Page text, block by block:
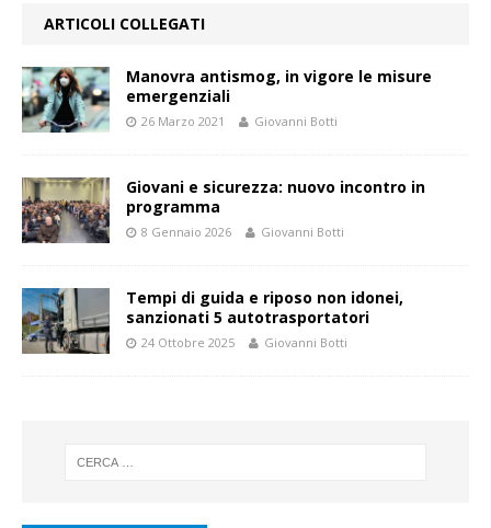
ARTICOLI COLLEGATI
Manovra antismog, in vigore le misure
emergenziali
26 Marzo 2021 Giovanni Botti
Giovani e sicurezza: nuovo incontro in
programma
8 Gennaio 2026 Giovanni Botti
Tempi di guida e riposo non idonei,
sanzionati 5 autotrasportatori
24 Ottobre 2025 Giovanni Botti